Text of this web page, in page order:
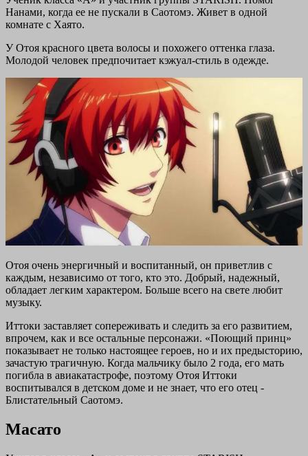
Нанами, когда ее не пускали в Саотомэ. Живет в одной
комнате с Хаято.
У Отоя красного цвета волосы и похожего оттенка глаза.
Молодой человек предпочитает кэжуал-стиль в одежде.
Отоя очень энергичный и воспитанный, он приветлив с
каждым, независимо от того, кто это. Добрый, надежный,
обладает легким характером. Больше всего на свете любит
музыку.
Иттоки заставляет сопереживать и следить за его развитием,
впрочем, как и все остальные персонажи. «Поющий принц»
показывает не только настоящее героев, но и их предысторию,
зачастую трагичную. Когда мальчику было 2 года, его мать
погибла в авиакатастрофе, поэтому Отоя Иттоки
воспитывался в детском доме и не знает, что его отец -
Блистательный Саотомэ.
Масато